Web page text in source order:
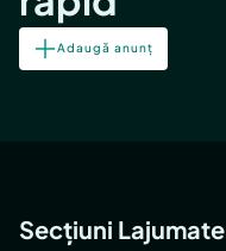
Adaugă anunț
Secțiuni Lajumate